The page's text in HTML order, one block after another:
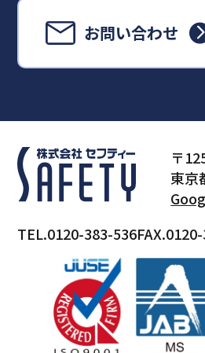
お問い合わせ
〒
東京
TEL.0120-383-536